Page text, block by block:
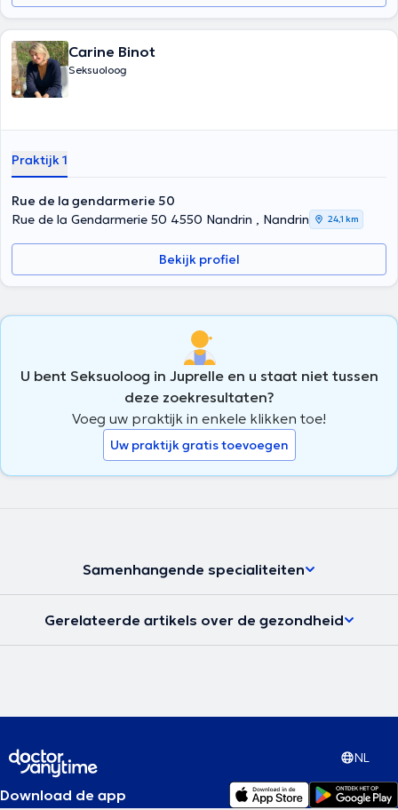
Carine Binot
Seksuoloog
Praktijk 1
Rue de la gendarmerie 50
Rue de la Gendarmerie 50 4550 Nandrin , Nandrin
24,1 km
Bekijk profiel
U bent Seksuoloog in Juprelle en u staat niet tussen
deze zoekresultaten?
Voeg uw praktijk in enkele klikken toe!
Uw praktijk gratis toevoegen
Samenhangende specialiteiten
Gerelateerde artikels over de gezondheid
NL
Download de app